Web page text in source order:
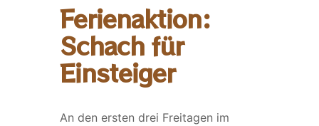
Ferienaktion:
Schach für
Einsteiger
An den ersten drei Freitagen im